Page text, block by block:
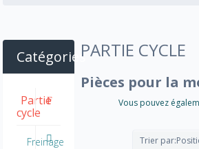
PARTIE CYCLE
Pièces pour la
Vous pouvez
Trier par:
Catégories
Partie
cycle
Freinage